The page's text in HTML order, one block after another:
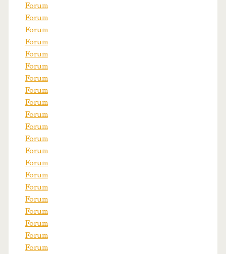
Forum
Forum
Forum
Forum
Forum
Forum
Forum
Forum
Forum
Forum
Forum
Forum
Forum
Forum
Forum
Forum
Forum
Forum
Forum
Forum
Forum